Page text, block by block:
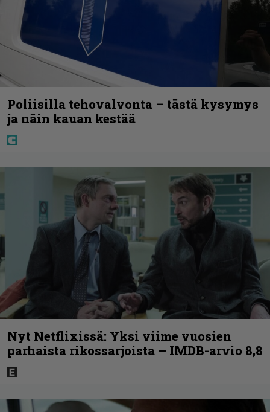
Poliisilla tehovalvonta – tästä kysymys
ja näin kauan kestää
Nyt Netflixissä: Yksi viime vuosien
parhaista rikossarjoista – IMDB-arvio 8,8